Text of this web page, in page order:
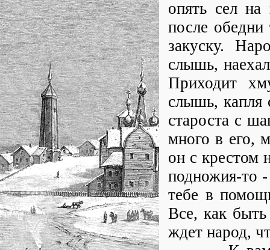
опять сел
после
закуску.
слышь,
Приходит
слышь, капля
староста с
много в его,
он с крестом
подножия-то
тебе в
Все, как быть
ждет народ,